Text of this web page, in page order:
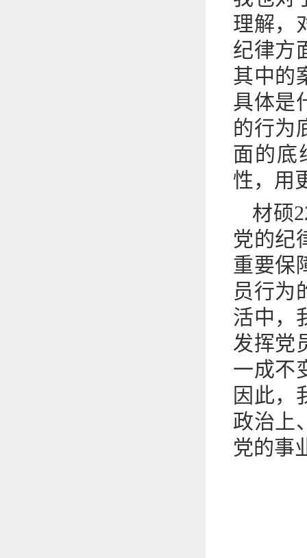
理解，
纪律方
其中的
具体是
的行为
面的底
性，用
材硕
党的纪
重要保
员行为
活中，
发挥党
一成不
因此，
政治上
党的事